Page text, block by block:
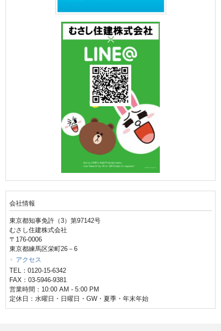
会社情報
東京都知事免許（3）第97142号
むさし住建株式会社
〒176-0006
東京都練馬区栄町26－6
アクセス
TEL：0120-15-6342
FAX：03-5946-9381
営業時間：10:00 AM - 5:00 PM
定休日：水曜日・日曜日・GW・夏季・年末年始